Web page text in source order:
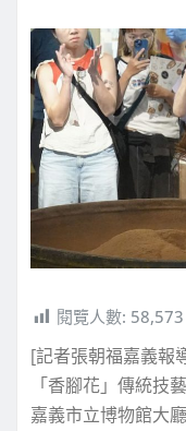
閱覽人數: 58,573
[記者張朝福嘉義報
「香腳花」傳統技
嘉義市立博物館大